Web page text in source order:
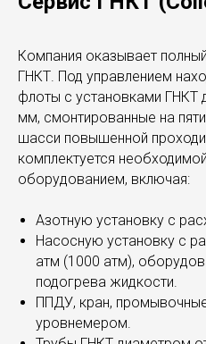
Компания оказывает
ГНКТ. Под управлением
флоты с установками ГНКТ
мм, смонтированные на
шасси повышенной
комплектуется
оборудованием, включая:
Азотную установку с
Насосную установку с
атм (1000 атм),
подогрева жидкости.
ППДУ, кран,
уровнемером.